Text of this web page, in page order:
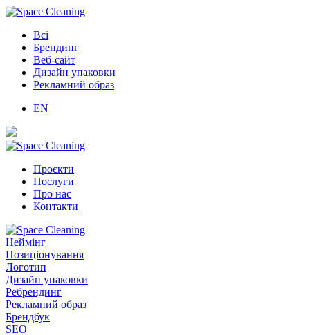
Всі
Брендинг
Веб-сайт
Дизайн упаковки
Рекламний образ
EN
Проєкти
Послуги
Про нас
Контакти
Неймінг
Позиціонування
Логотип
Дизайн упаковки
Ребрендинг
Рекламний образ
Брендбук
SEO